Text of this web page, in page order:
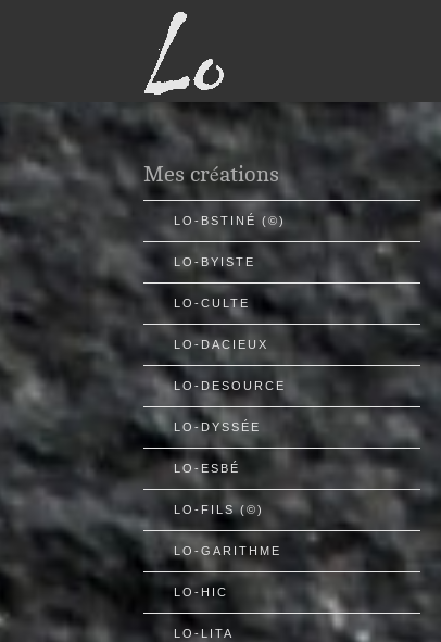
Mes créations
LO-BSTINÉ (©)
LO-BYISTE
LO-CULTE
LO-DACIEUX
LO-DESOURCE
LO-DYSSÉE
LO-ESBÉ
LO-FILS (©)
LO-GARITHME
LO-HIC
LO-LITA